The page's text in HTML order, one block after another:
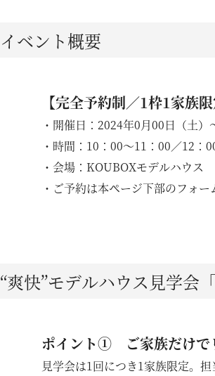
ニュース
イベント
KOUBOKUYAの家づ
素材について
SDGsについて
イベント概要
【完全予約制／1枠1家族限
・開催日：2024年0月00日（土）
・時間：10：00〜11：00／12
・会場：KOUBOXモデルハウ
・ご予約は本ページ下部のフォ
“爽快”モデルハウス見学会
ポイント① ご家族だけで
見学会は1回につき1家族限定。